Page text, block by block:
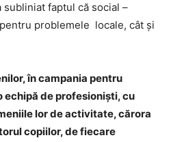
faptul că social –
problemele locale, cât și
în campania pentru
echipă de profesioniști, cu
lor de activitate, cărora
copiilor, de fiecare